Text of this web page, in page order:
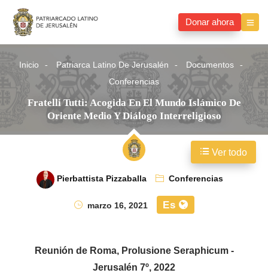
Donar ahora
Inicio Patriarca Latino De Jerusalén
Documentos
Conferencias
Fratelli Tutti: Acogida En El Mundo Islámico De
Oriente Medio Y Diálogo Interreligioso
Pierbattista Pizzaballa
Conferencias
marzo 16, 2021
Es
Reunión de Roma, Prolusione Seraphicum -
Jerusalén 7º, 2022
Ver todo